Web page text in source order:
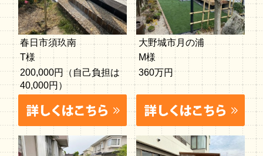
春日市須玖南
T様
200,000円（自己負担は
40,000円）
大野城市月の浦
M様
360万円